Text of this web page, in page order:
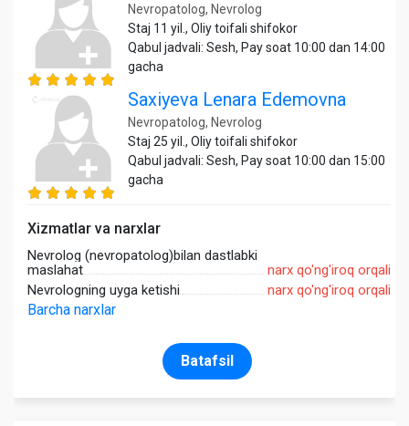
Nevropatolog, Nevrolog
Staj 11 yil., Oliy toifali shifokor
Qabul jadvali: Sesh, Pay soat 10:00 dan 14:00
gacha
Saxiyeva Lenara Edemovna
Nevropatolog, Nevrolog
Staj 25 yil., Oliy toifali shifokor
Qabul jadvali: Sesh, Pay soat 10:00 dan 15:00
gacha
Xizmatlar va narxlar
Nevrolog (nevropatolog)bilan dastlabki
maslahat
narx qo'ng'iroq orqali
Nevrologning uyga ketishi
narx qo'ng'iroq orqali
Barcha narxlar
Batafsil